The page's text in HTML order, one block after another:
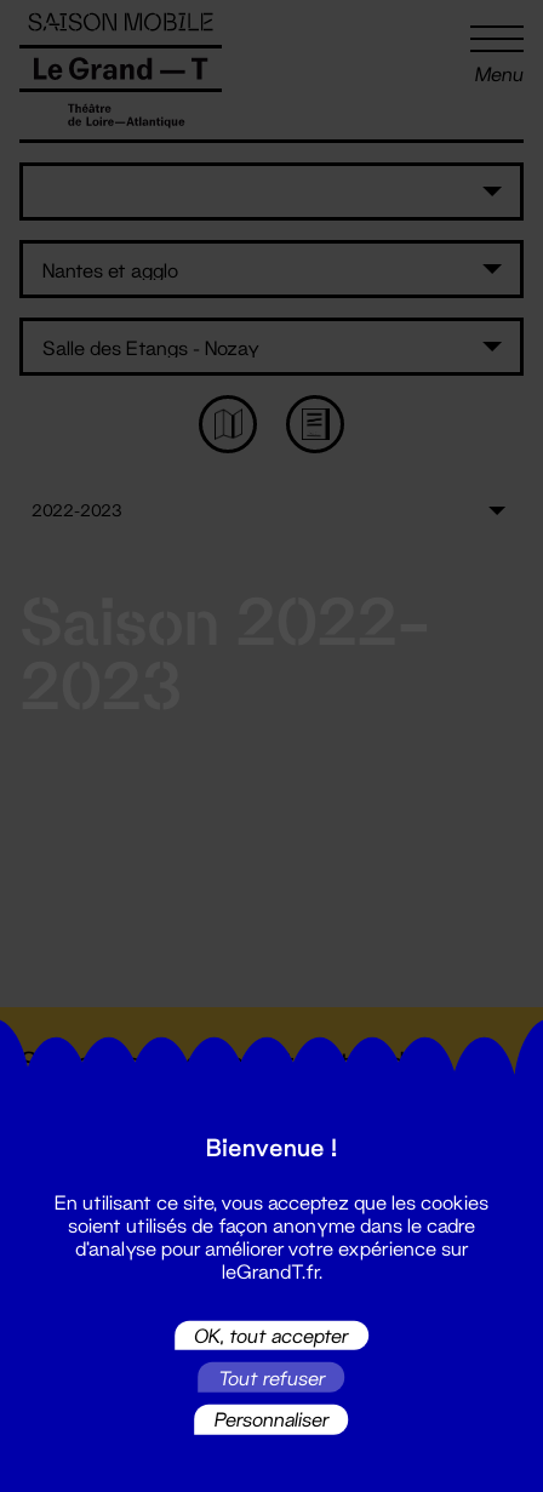
Menu
Suivez toutes les actualités du
Panneau de gestion des cookies
Bienvenue !
En utilisant ce site, vous acceptez que les cookies
soient utilisés de façon anonyme dans le cadre
d'analyse pour améliorer votre expérience sur
leGrandT.fr.
OK, tout accepter
Tout refuser
Personnaliser